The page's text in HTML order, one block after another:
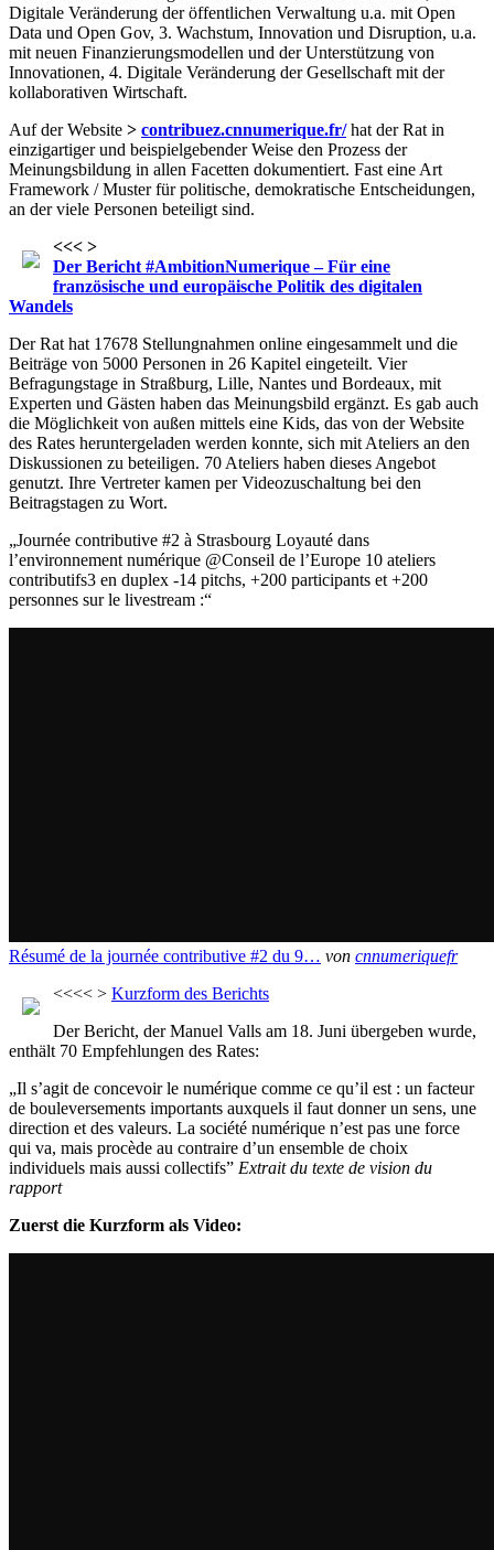
Digitale Veränderung der öffentlichen Verwaltung u.a. mit Open
Data und Open Gov, 3. Wachstum, Innovation und Disruption, u.a.
mit neuen Finanzierungsmodellen und der Unterstützung von
Innovationen, 4. Digitale Veränderung der Gesellschaft mit der
kollaborativen Wirtschaft.
Auf der Website > contribuez.cnnumerique.fr/hat der Rat in
einzigartiger und beispielgebender Weise den Prozess der
Meinungsbildung in allen Facetten dokumentiert. Fast eine Art
Framework / Muster für politische, demokratische Entscheidungen,
an der viele Personen beteiligt sind.
<<< >
Der Bericht #AmbitionNumerique – Für eine
französische und europäische Politik des digitalen
Wandels
Der Rat hat 17678 Stellungnahmen online eingesammelt und die
Beiträge von 5000 Personen in 26 Kapitel eingeteilt. Vier
Befragungstage in Straßburg, Lille, Nantes und Bordeaux, mit
Experten und Gästen haben das Meinungsbild ergänzt. Es gab auch
die Möglichkeit von außen mittels eine Kids, das von der Website
des Rates heruntergeladen werden konnte, sich mit Ateliers an den
Diskussionen zu beteiligen. 70 Ateliers haben dieses Angebot
genutzt. Ihre Vertreter kamen per Videozuschaltung bei den
Beitragstagen zu Wort.
„Journée contributive #2 à Strasbourg Loyauté dans
l’environnement numérique @Conseil de l’Europe 10 ateliers
contributifs3 en duplex -14 pitchs, +200 participants et +200
personnes sur le livestream :“
Résumé de la journée contributive #2 du 9… von cnnumeriquefr
<<<< > Kurzform des Berichts
Der Bericht, der Manuel Valls am 18. Juni übergeben wurde,
enthält 70 Empfehlungen des Rates:
„Il s’agit de concevoir le numérique comme ce qu’il est : un facteur
de bouleversements importants auxquels il faut donner un sens, une
direction et des valeurs. La société numérique n’est pas une force
qui va, mais procède au contraire d’un ensemble de choix
individuels mais aussi collectifs” Extrait du texte de vision du
rapport
Zuerst die Kurzform als Video: